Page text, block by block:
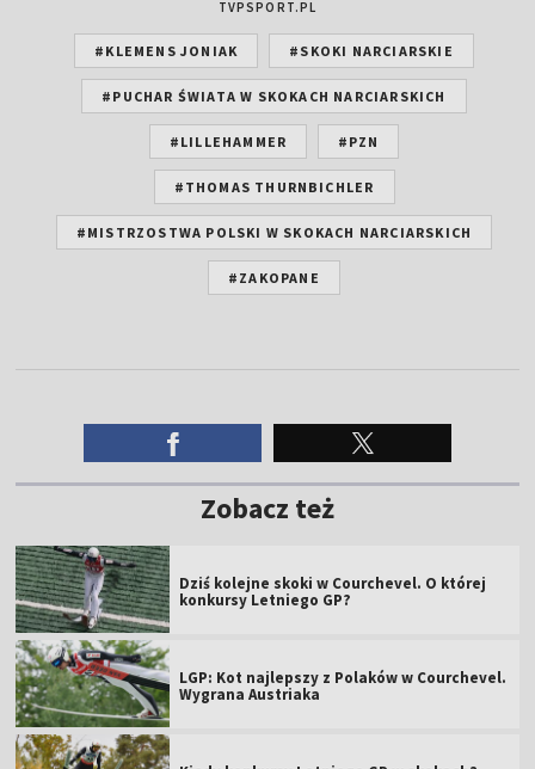
TVPSPORT.PL
#KLEMENS JONIAK #SKOKI NARCIARSKIE
#PUCHAR ŚWIATA W SKOKACH NARCIARSKICH
#LILLEHAMMER #PZN
#THOMAS THURNBICHLER
#MISTRZOSTWA POLSKI W SKOKACH NARCIARSKICH
#ZAKOPANE
Zobacz też
Dziś kolejne skoki w Courchevel. O której
konkursy Letniego GP?
LGP: Kot najlepszy z Polaków w Courchevel.
Wygrana Austriaka